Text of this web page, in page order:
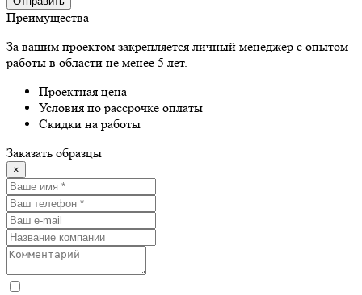
Преимущества
За вашим проектом закрепляется личный менеджер с опытом
работы в области не менее 5 лет.
Проектная цена
Условия по рассрочке оплаты
Скидки на работы
Заказать образцы
×